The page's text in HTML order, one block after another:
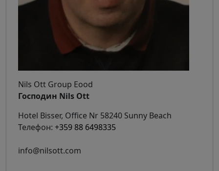
Nils Ott Group Eood
Господин Nils Ott
Hotel Bisser, Office Nr 58240 Sunny Beach
Телефон: +359 88 6498335
info@nilsott.com